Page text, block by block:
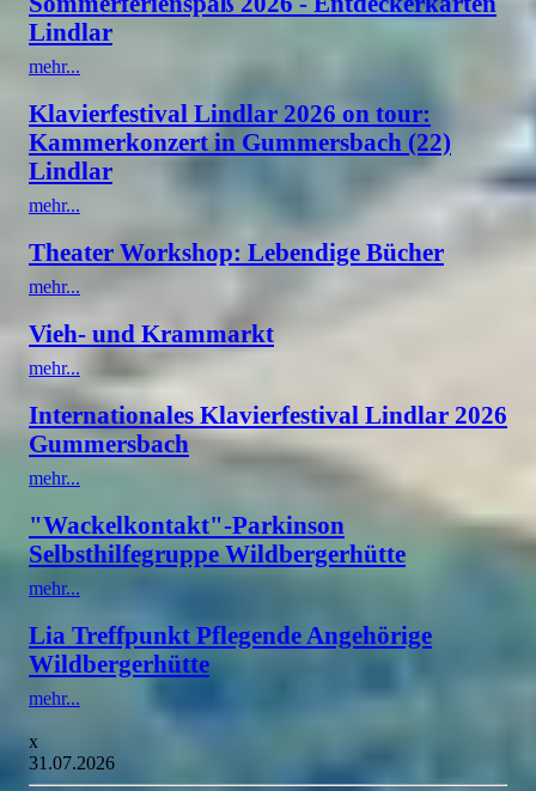
Lindlar
mehr...
Klavierfestival Lindlar 2026 on tour:
Kammerkonzert in Gummersbach (22)
Lindlar
mehr...
Theater Workshop: Lebendige Bücher
mehr...
Vieh- und Krammarkt
mehr...
Internationales Klavierfestival Lindlar 2026
Gummersbach
mehr...
"Wackelkontakt"-Parkinson
Selbsthilfegruppe Wildbergerhütte
mehr...
Lia Treffpunkt Pflegende Angehörige
Wildbergerhütte
mehr...
x
31.07.2026